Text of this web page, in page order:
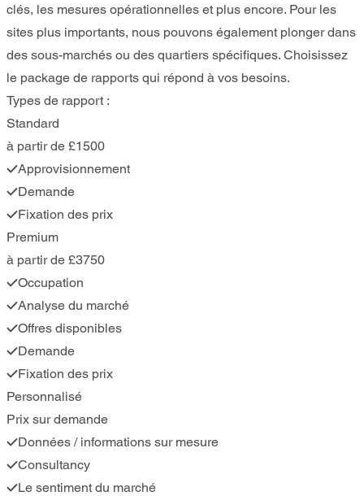
clés, les mesures opérationnelles et plus encore. Pour les
sites plus importants, nous pouvons également plonger dans
des sous-marchés ou des quartiers spécifiques. Choisissez
le package de rapports qui répond à vos besoins.
Types de rapport :
Standard
à partir de £1500
Approvisionnement
Demande
Fixation des prix
Premium
à partir de £3750
Occupation
Analyse du marché
Offres disponibles
Demande
Fixation des prix
Personnalisé
Prix sur demande
Données / informations sur mesure
Consultancy
Le sentiment du marché